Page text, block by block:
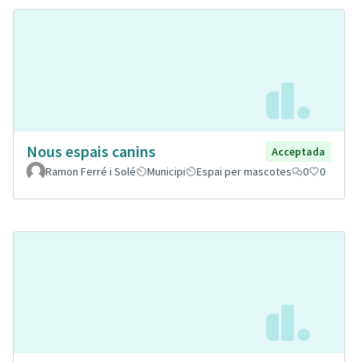
Nous espais canins
Acceptada
Ramon Ferré i Solé
Municipi Espai per mascotes 0 0